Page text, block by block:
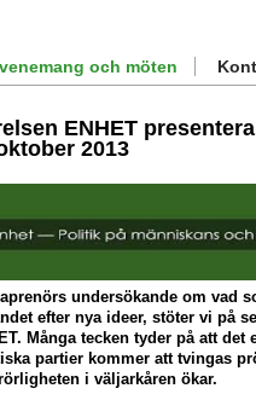
och möten
ENHET
2013
undersökande om vad
efter nya ideer, stöter vi på
Många tecken tyder på att
partier kommer att tvingas
i väljarkåren ökar.